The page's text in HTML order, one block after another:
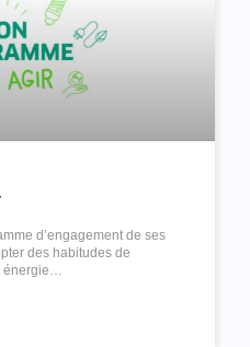
d’engagement de ses
des habitudes de